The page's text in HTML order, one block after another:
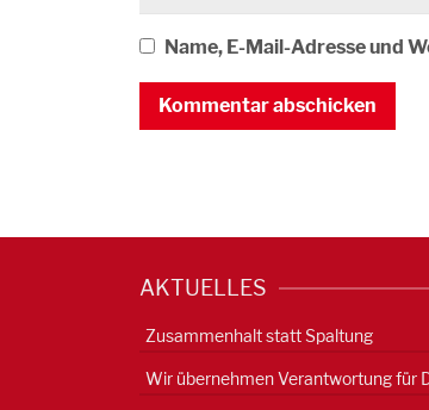
Name, E-Mail-Adresse und
AKTUELLES
Zusammenhalt statt Spaltung
Wir übernehmen Verantwortung für